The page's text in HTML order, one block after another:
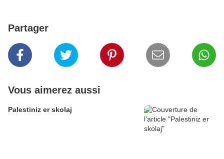
Partager
Vous aimerez aussi
Palestiniz er skolaj